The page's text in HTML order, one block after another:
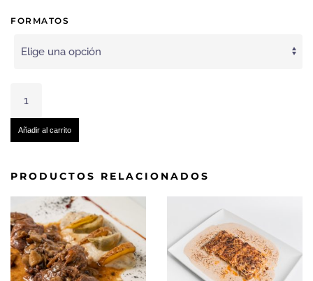
FORMATOS
POLLO
XL
cantidad
Añadir al carrito
PRODUCTOS RELACIONADOS